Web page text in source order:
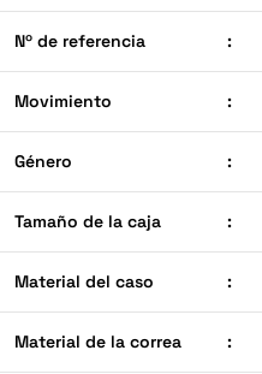
Nº de referencia :
Movimiento :
Género :
Tamaño de la caja :
Material del caso :
Material de la correa :